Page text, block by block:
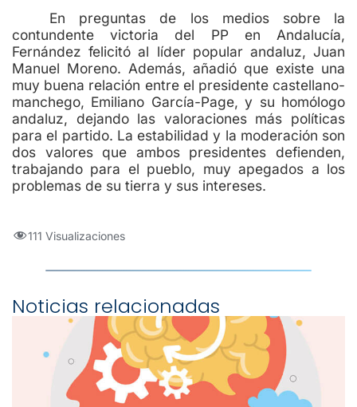
En preguntas de los medios sobre la
contundente victoria del PP en Andalucía,
Fernández felicitó al líder popular andaluz, Juan
Manuel Moreno. Además, añadió que existe una
muy buena relación entre el presidente castellano-
manchego, Emiliano García-Page, y su homólogo
andaluz, dejando las valoraciones más políticas
para el partido. La estabilidad y la moderación son
dos valores que ambos presidentes defienden,
trabajando para el pueblo, muy apegados a los
problemas de su tierra y sus intereses.
111 Visualizaciones
Noticias relacionadas